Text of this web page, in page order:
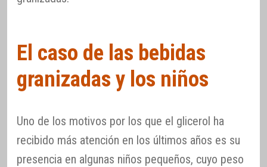
El caso de las bebidas
granizadas y los niños
Uno de los motivos por los que el glicerol ha
recibido más atención en los últimos años es su
presencia en algunas niños pequeños, cuyo peso